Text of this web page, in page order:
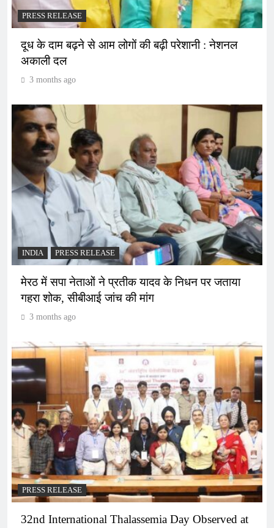
PRESS RELEASE
दूध के दाम बढ़ने से आम लोगों की बढ़ी परेशानी : नेशनल
अकाली दल
3 months ago
INDIA PRESS RELEASE
मेरठ में सपा नेताओं ने प्रतीक यादव के निधन पर जताया
गहरा शोक, सीबीआई जांच की मांग
3 months ago
PRESS RELEASE
32nd International Thalassemia Day Observed at